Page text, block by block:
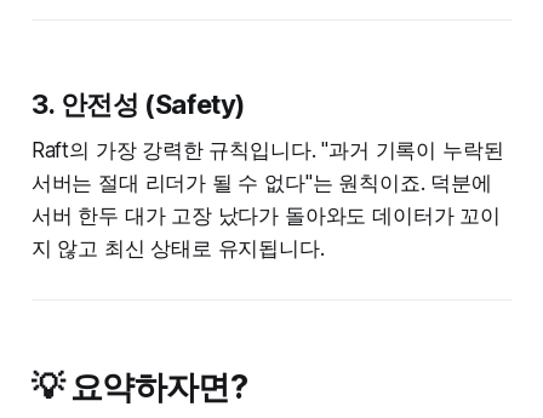
3. 안전성 (Safety)
Raft의 가장 강력한 규칙입니다. "과거 기록이 누락된
서버는 절대 리더가 될 수 없다"는 원칙이죠. 덕분에
서버 한두 대가 고장 났다가 돌아와도 데이터가 꼬이
지 않고 최신 상태로 유지됩니다.
💡 요약하자면?